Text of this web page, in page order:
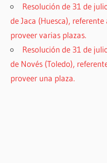
Resolución de 31 de
de Jaca (Huesca),
proveer varias plazas.
Resolución de 31 de
de Novés (Toledo),
proveer una plaza.